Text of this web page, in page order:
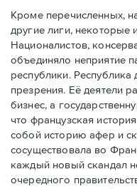
Кроме перечисленных,
другие лиги, некоторые
Националистов,
объединяло неприятие
республики.
презрения. Её деятели
бизнес, а
что французская
собой историю афер и
сосуществовала во
каждый новый скандал
очередного